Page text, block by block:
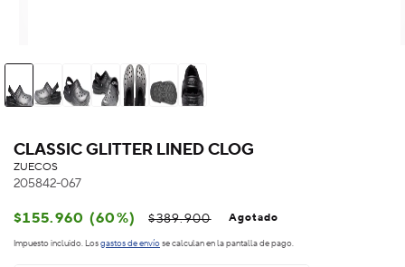
CLASSIC GLITTER LINED CLOG
ZUECOS
205842-067
Precio
habitual
$389.900
Precio
de
$155.960 (60%) Agotado
Impuesto incluido. Losgastos de envíose calculan en la pantalla de pago.